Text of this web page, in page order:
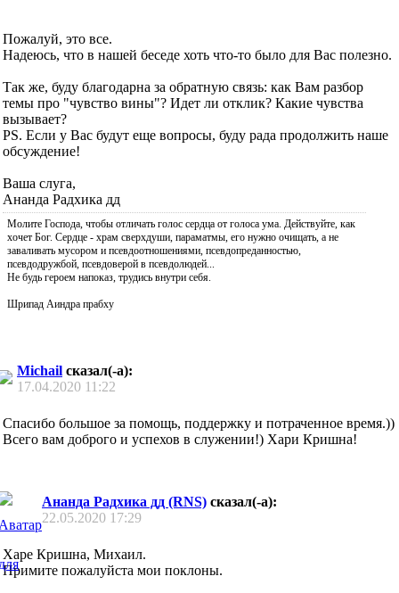
Пожалуй, это все.
Надеюсь, что в нашей беседе хоть что-то было для Вас полезно.
Так же, буду благодарна за обратную связь: как Вам разбор
темы про "чувство вины"? Идет ли отклик? Какие чувства
вызывает?
PS. Если у Вас будут еще вопросы, буду рада продолжить наше
обсуждение!
Ваша слуга,
Ананда Радхика дд
Молите Господа, чтобы отличать голос сердца от голоса ума. Действуйте, как
хочет Бог. Сердце - храм сверхдуши, параматмы, его нужно очищать, а не
заваливать мусором и псевдоотношениями, псевдопреданностью,
псевдодружбой, псевдоверой в псевдолюдей...
Не будь героем напоказ, трудись внутри себя.
Шрипад Аиндра прабху
Michail сказал(-а):
17.04.2020 11:22
Спасибо большое за помощь, поддержку и потраченное время.))
Всего вам доброго и успехов в служении!) Хари Кришна!
Ананда Радхика дд (RNS) сказал(-а):
22.05.2020 17:29
Харе Кришна, Михаил.
Примите пожалуйста мои поклоны.